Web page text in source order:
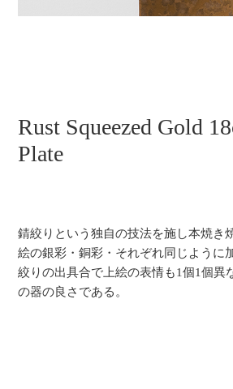
Rust Squeezed Gold
Plate
錆絞りという独自の技法を施し本焼き
絵の銀彩・銅彩・それぞれ同じように
絞りの出具合で上絵の表情も1個1個異
の器の良さである。